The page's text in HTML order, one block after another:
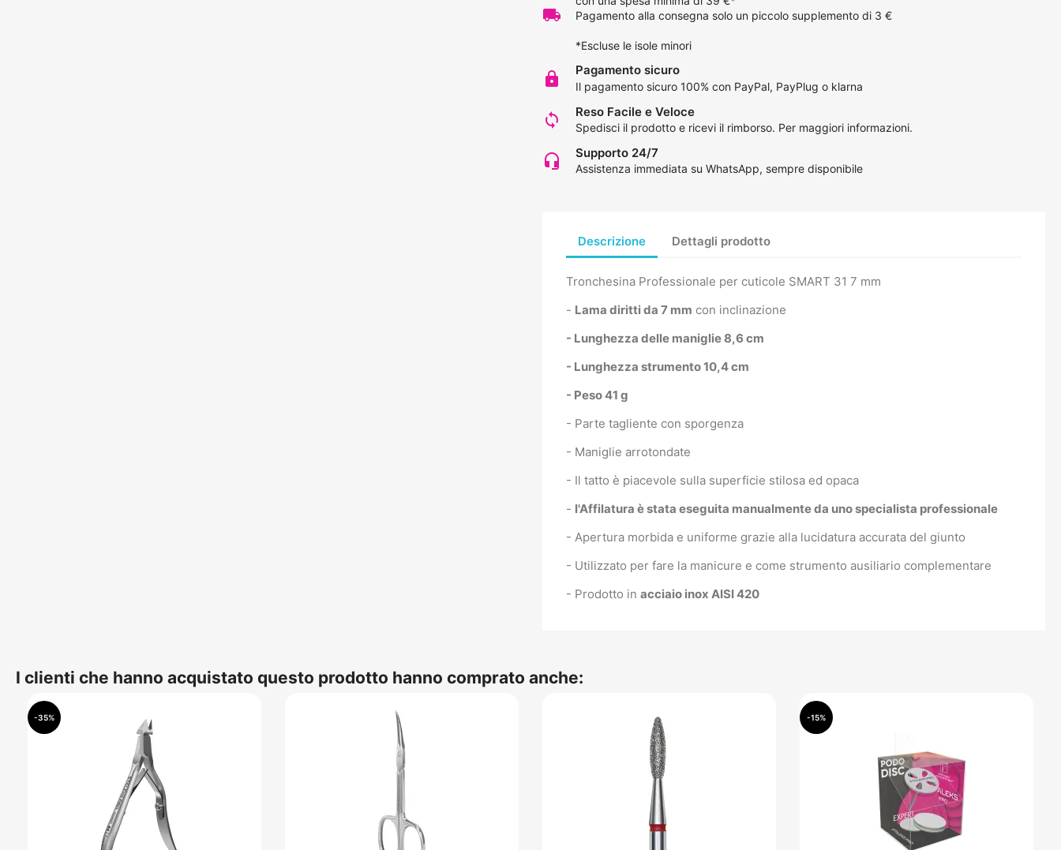
local_shipping
Pagamento alla consegna solo un piccolo supplemento di 3 €
*Escluse le isole minori
lock Pagamento sicuro
Il pagamento sicuro 100% con PayPal, PayPlug o klarna
loop Reso Facile e Veloce
Spedisci il prodotto e ricevi il rimborso. Per maggiori informazioni.
headset_mic Supporto 24/7
Assistenza immediata su WhatsApp, sempre disponibile
Descrizione Dettagli prodotto
Tronchesina Professionale per cuticole SMART 31 7 mm
- Lama diritti da 7 mm con inclinazione
- Lunghezza delle maniglie 8,6 cm
- Lunghezza strumento 10,4 cm
- Peso 41 g
- Parte tagliente con sporgenza
- Maniglie arrotondate
- Il tatto è piacevole sulla superficie stilosa ed opaca
- l'Affilatura è stata eseguita manualmente da uno specialista professionale
- Apertura morbida e uniforme grazie alla lucidatura accurata del giunto
- Utilizzato per fare la manicure e come strumento ausiliario complementare
- Prodotto in acciaio inox AISI 420
I clienti che hanno acquistato questo prodotto hanno comprato anche:
-35% -15%